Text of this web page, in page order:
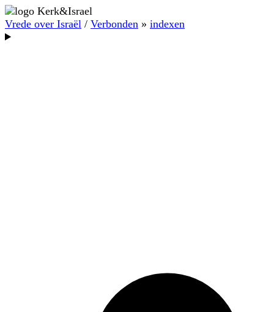
Vrede over Israël / Verbonden » indexen